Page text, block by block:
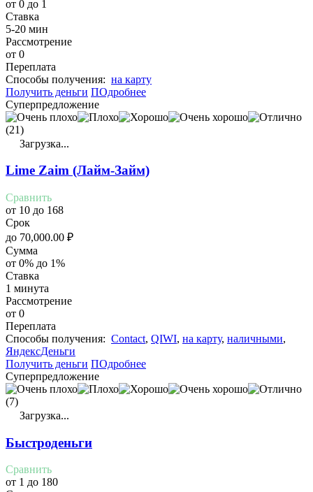
от 0 до 1
Ставка
5-20 мин
Рассмотрение
от 0
Переплата
Cпособы получения: на карту
Получить деньги ПОдробнее
Суперпредложение
(21)
Загрузка...
Lime Zaim (Лайм-Займ)
Сравнить
от 10 до 168
Срок
до 70,000.00 ₽
Сумма
от 0% до 1%
Ставка
1 минута
Рассмотрение
от 0
Переплата
Cпособы получения: Contact, QIWI, на карту, наличными,
ЯндексДеньги
Получить деньги ПОдробнее
Суперпредложение
(7)
Загрузка...
Быстроденьги
Сравнить
от 1 до 180